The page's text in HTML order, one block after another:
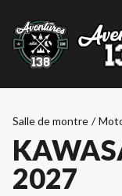
Salle de montre /
2027